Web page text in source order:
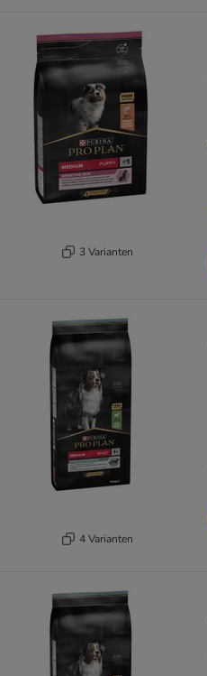
3 Varianten
4 Varianten